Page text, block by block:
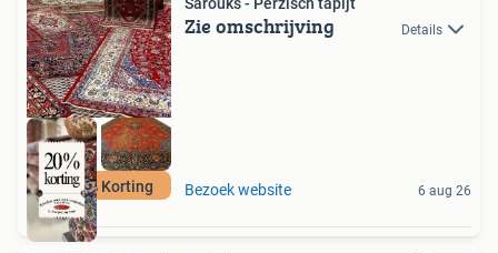
Nu 20% Korting
Sarouks - Perzisch tapijt
Zie omschrijving Details
Bezoek website 6 aug 26